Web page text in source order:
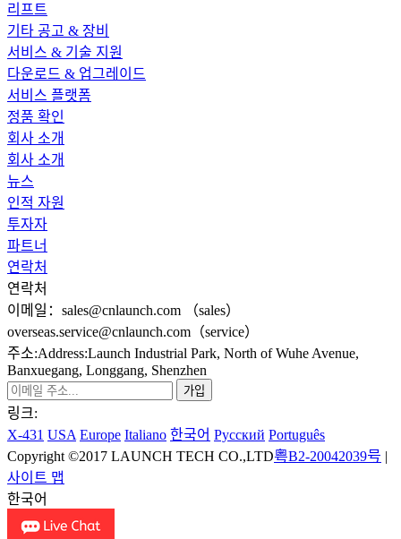
리프트
기타 공고 & 장비
서비스 & 기술 지원
다운로드 & 업그레이드
서비스 플랫폼
정품 확인
회사 소개
회사 소개
뉴스
인적 자원
투자자
파트너
연락처
연락처
이메일：sales@cnlaunch.com （sales）
overseas.service@cnlaunch.com（service）
주소:Address:Launch Industrial Park, North of Wuhe Avenue,
Banxuegang, Longgang, Shenzhen
링크:
X-431 USA Europe Italiano 한국어 Pусский Português
Copyright ©2017 LAUNCH TECH CO.,LTD粤B2-20042039号 |
사이트 맵
한국어